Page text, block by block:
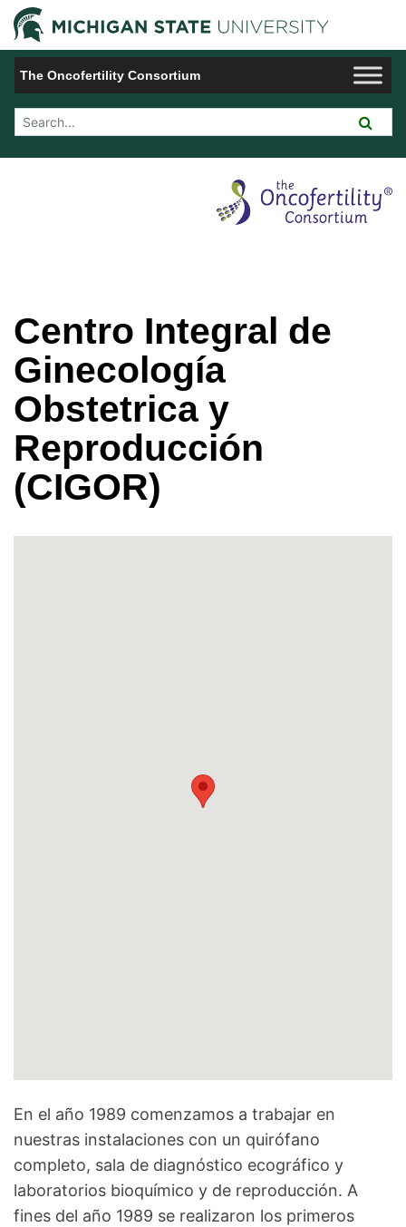
Jump to Navigation
The Oncofertility Consortium
Search Tool
Centro Integral de
Ginecología
Obstetrica y
Reproducción
(CIGOR)
En el año 1989 comenzamos a trabajar en
nuestras instalaciones con un quirófano
completo, sala de diagnóstico ecográfico y
laboratorios bioquímico y de reproducción. A
fines del año 1989 se realizaron los primeros